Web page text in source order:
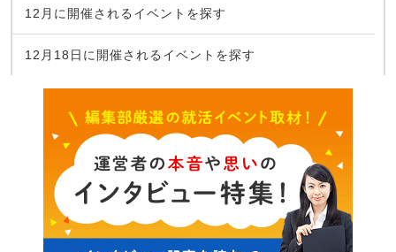
12月に開催されるイベントを探す
12月18日に開催されるイベントを探す